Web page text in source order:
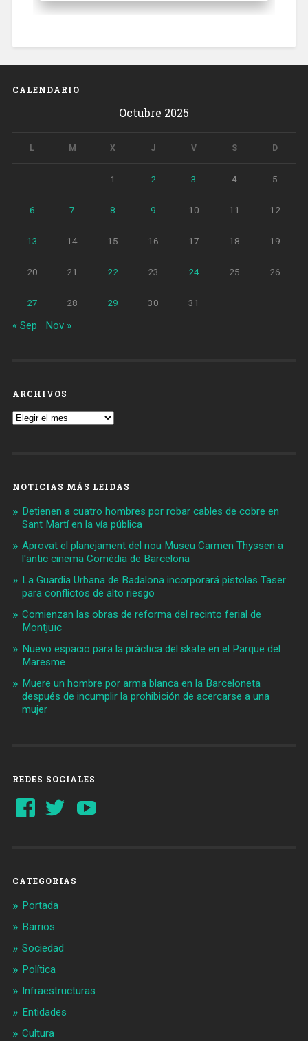
CALENDARIO
Octubre 2025
L M X J V S D
1 2 3 4 5
6 7 8 9 10 11 12
13 14 15 16 17 18 19
20 21 22 23 24 25 26
27 28 29 30 31
« Sep Nov »
ARCHIVOS
Archivos
NOTICIAS MÁS LEIDAS
Detienen a cuatro hombres por robar cables de cobre en
Sant Martí en la vía pública
Aprovat el planejament del nou Museu Carmen Thyssen a
l'antic cinema Comèdia de Barcelona
La Guardia Urbana de Badalona incorporará pistolas Taser
para conflictos de alto riesgo
Comienzan las obras de reforma del recinto ferial de
Montjuïc
Nuevo espacio para la práctica del skate en el Parque del
Maresme
Muere un hombre por arma blanca en la Barceloneta
después de incumplir la prohibición de acercarse a una
mujer
REDES SOCIALES
Ver
perfil
Ver
perfil
CATEGORIAS
Portada
Barrios
Sociedad
Política
Infraestructuras
Entidades
Cultura